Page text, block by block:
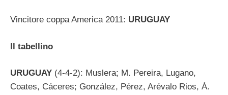
Vincitore coppa America 2011: URUGUAY
Il tabellino
URUGUAY (4-4-2): Muslera; M. Pereira, Lugano,
Coates, Cáceres; González, Pérez, Arévalo Rios, Á.